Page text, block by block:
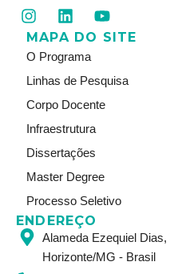
I
n
s
t
a
g
r
a
m
L
i
n
k
e
d
i
n
Y
o
u
u
b
e
MAPA DO SITE
O Programa
Linhas de Pesquisa
Corpo Docente
Infraestrutura
Dissertações
Master Degree
Processo Seletivo
ENDEREÇO
Alameda Ezequiel
Horizonte/MG - Brasil